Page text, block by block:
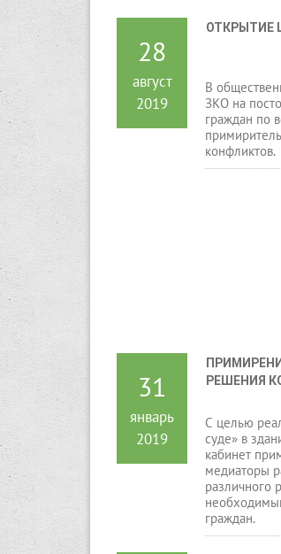
28
август
2019
ОТКРЫТИЕ
В
ЗКО на
граждан по
конфликтов.
31
январь
2019
РЕШЕНИЯ
С целью
суде» в
кабинет
медиаторы
различного
граждан.